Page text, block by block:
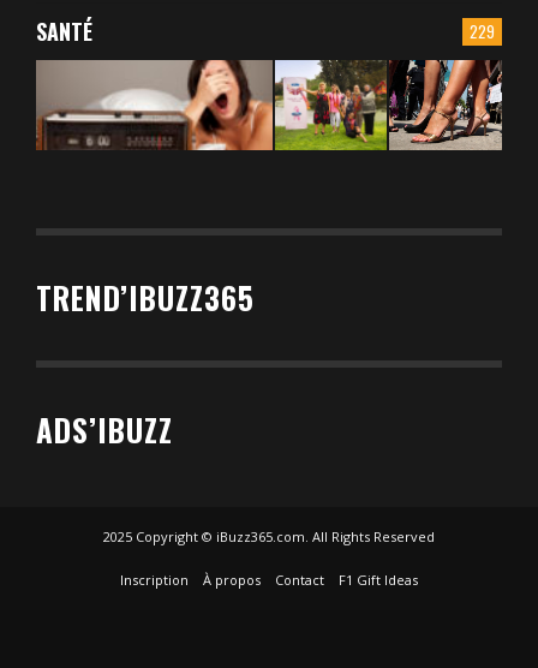
229
SANTÉ
TREND’IBUZZ365
ADS’IBUZZ
2025 Copyright © iBuzz365.com. All Rights Reserved
Inscription À propos Contact F1 Gift Ideas